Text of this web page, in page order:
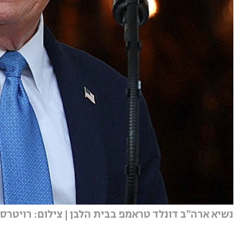
נשיא ארה"ב דונלד טראמפ בבית הלבן | צילום: רויטרס